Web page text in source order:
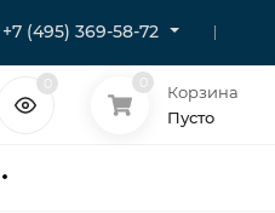
+7 (495) 369-58-72
Корзина
Пусто